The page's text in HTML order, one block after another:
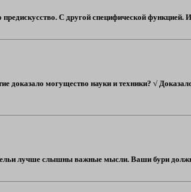
С другой специфической функцией. И
могущество науки и техники? √
лучше слышны важные мысли. Ваши бури